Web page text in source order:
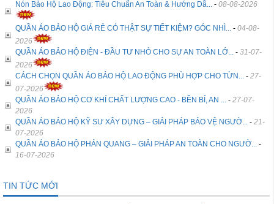
Nón Bảo Hộ Lao Động: Tiêu Chuẩn An Toàn & Hướng Dẫ... - 08-08-2026
QUẦN ÁO BẢO HỘ GIÁ RẺ CÓ THẬT SỰ TIẾT KIỆM? GÓC NHÌ... - 04-08-
2026
QUẦN ÁO BẢO HỘ ĐIỆN - ĐẦU TƯ NHỎ CHO SỰ AN TOÀN LỚ...
- 31-07-
2026
CÁCH CHỌN QUẦN ÁO BẢO HỘ LAO ĐỘNG PHÙ HỢP CHO TỪN...
- 27-
07-2026
QUẦN ÁO BẢO HỘ CƠ KHÍ CHẤT LƯỢNG CAO - BỀN BỈ, AN ...
- 27-07-
2026
QUẦN ÁO BẢO HỘ KỸ SƯ XÂY DỰNG – GIẢI PHÁP BẢO VỆ NGƯỜ...
- 21-
07-2026
QUẦN ÁO BẢO HỘ PHẢN QUANG – GIẢI PHÁP AN TOÀN CHO NGƯỜ...
-
16-07-2026
TIN TỨC MỚI